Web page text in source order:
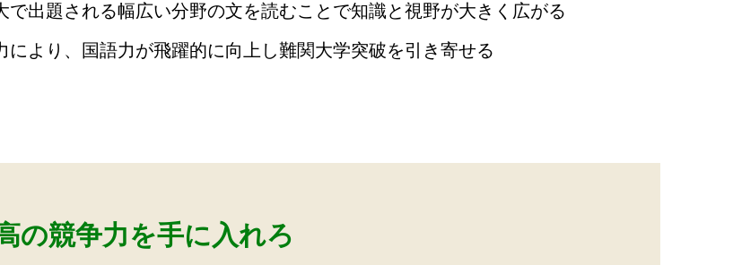
出題される幅広い分野の文を読むことで知識と視野が大きく広がる
より、国語力が飛躍的に向上し難関大学突破を引き寄せる
の競争力を手に入れろ